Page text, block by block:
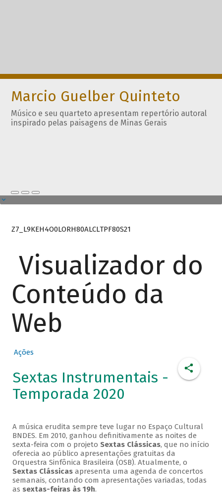
Marcio Guelber Quinteto
Músico e seu quarteto apresentam repertório autoral
inspirado pelas paisagens de Minas Gerais
Z7_L9KEH4O0LORH80ALCLTPF80S21
Visualizador do
Conteúdo da
Web
Ações
Sextas Instrumentais -
Temporada 2020
A música erudita sempre teve lugar no Espaço Cultural
BNDES. Em 2010, ganhou definitivamente as noites de
sexta-feira com o projeto Sextas Clássicas, que no início
oferecia ao público apresentações gratuitas da
Orquestra Sinfônica Brasileira (OSB). Atualmente, o
Sextas Clássicasapresenta uma agenda de concertos
semanais, contando com apresentações variadas, todas
as sextas-feiras às 19h.